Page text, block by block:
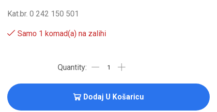
Kat.br. 0 242 150 501
Samo 1 komad(a) na zalihi
Dodaj U Košaricu